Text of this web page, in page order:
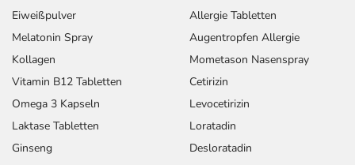
Eiweißpulver
Melatonin Spray
Kollagen
Vitamin B12 Tabletten
Omega 3 Kapseln
Laktase Tabletten
Ginseng
Allergie Tabletten
Augentropfen Allergie
Mometason Nasenspray
Cetirizin
Levocetirizin
Loratadin
Desloratadin